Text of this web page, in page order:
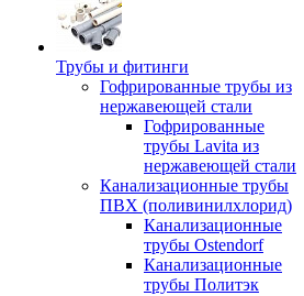
Трубы и фитинги
Гофрированные трубы из
нержавеющей стали
Гофрированные
трубы Lavita из
нержавеющей стали
Канализационные трубы
ПВХ (поливинилхлорид)
Канализационные
трубы Ostendorf
Канализационные
трубы Политэк